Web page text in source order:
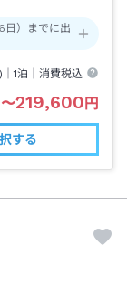
）までに出
｜1泊 ｜消費税込
〜219,600円
する